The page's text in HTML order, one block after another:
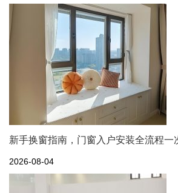
新手换窗指南，门窗入户安装全流程一
2026-08-04